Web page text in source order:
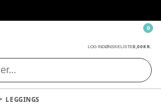
LOG INDØNSKELISTE0,00 KR.
0
LEGGINGS